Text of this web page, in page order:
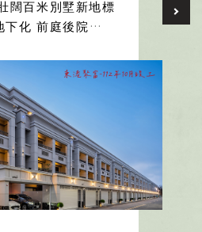
闊百米別墅新地標
化 前庭後院大別
帶動東港眾多產
年年倍數成長， 感
注逾15億打造在
地活用，其面積約
舊鐵路廊帶華麗轉
具行政、交通、社
的『東港新都心』
工啟用。